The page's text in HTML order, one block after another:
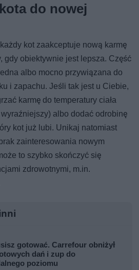
do nowej
kot zaakceptuje nową karmę
gdy obiektywnie jest lepsza. Część
albo mocno przywiązana do
i zapachu. Jeśli tak jest u Ciebie,
karmę do temperatury ciała
albo dodać odrobinę
kot już lubi. Unikaj natomiast
zainteresowania nowym
to szybko skończyć się
zdrowotnymi, m.in.
gotować. Carrefour obniżył
dań i zup do
poziomu